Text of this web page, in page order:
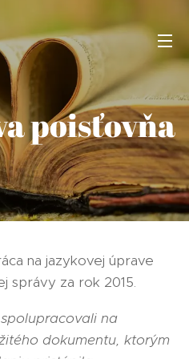
poisťovňa
na jazykovej úprave
správy za rok 2015.
na
dokumentu, ktorým